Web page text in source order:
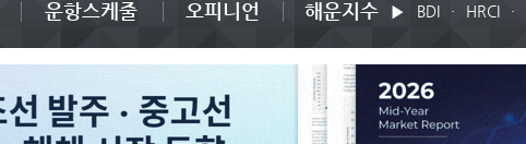
운항스케줄 오피니언 해운지수 BDI HRCI